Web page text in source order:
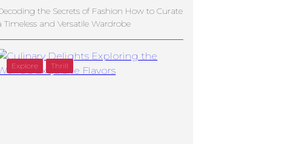
the Secrets of Fashion How to Curate
Timeless and Versatile Wardrobe
Explore Thrill